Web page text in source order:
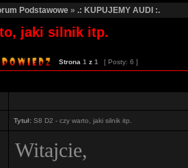
Podstawowe » .: KUPUJEMY AUDI :.
jaki silnik itp.
Strona 1 z 1 [ Posty: 6 ]
Tytuł: S8 D2 - czy warto, jaki silnik itp.
Witajcie,